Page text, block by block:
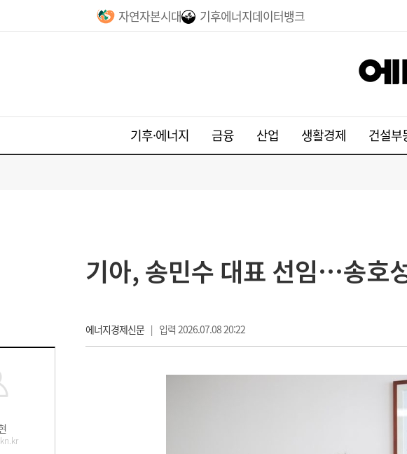
자연자본시대 기후에너지데이터뱅크
기후·에너지 금융 산업 생활경제 건설부
기아, 송민수 대표 선임…송호
에너지경제신문| 입력 2026.07.08 20:22